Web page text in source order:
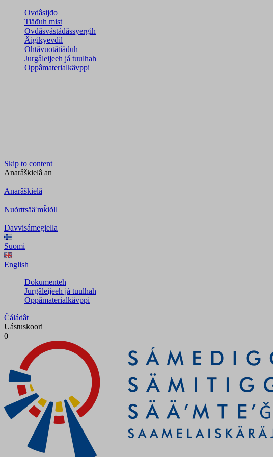
Ovdâsijđo
Tiäđuh mist
Ovdâsvástádâssyergih
Äigikyevdil
Ohtâvuotâtiäđuh
Jurgâleijeeh já tuulhah
Oppâmaterialkävppi
Skip to content
Anarâškielâ an
Anarâškielâ
Nuõrttsääʹmǩiõll
Davvisámegiella
Suomi
English
Dokumenteh
Jurgâleijeeh já tuulhah
Oppâmaterialkävppi
Čáládât
Uástuskoori
0